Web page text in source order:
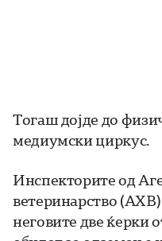
Тогаш дојде до
медиумски циркус.
Инспекторите од
ветеринарство (АХВ)
неговите две ќерки